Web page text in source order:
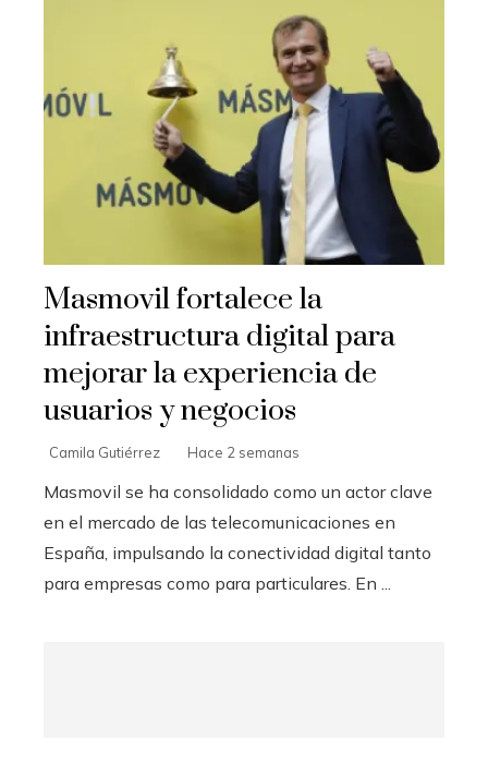
Masmovil fortalece la
infraestructura digital para
mejorar la experiencia de
usuarios y negocios
Camila Gutiérrez Hace 2 semanas
Masmovil se ha consolidado como un actor clave
en el mercado de las telecomunicaciones en
España, impulsando la conectividad digital tanto
para empresas como para particulares. En ...